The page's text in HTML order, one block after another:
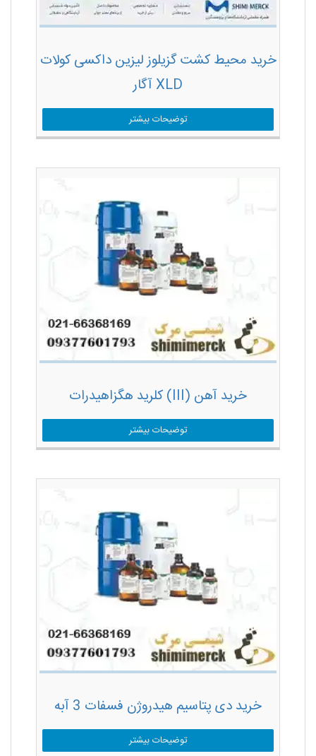
خرید محیط کشت گزیلوز لیزین داکسی کولات
XLD آگار
توضیحات بیشتر
خرید آهن (III) کلرید هگزاهیدرات
توضیحات بیشتر
خرید دی پتاسیم هیدروژن فسفات 3 آبه
توضیحات بیشتر